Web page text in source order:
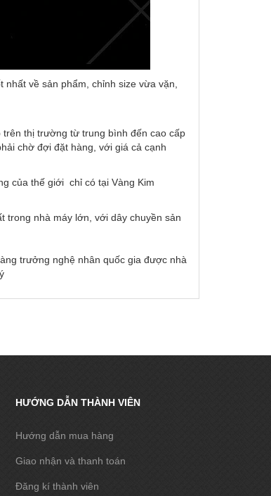
về sản phẩm, chỉnh size vừa vặn,
thị trường từ trung bình đến cao cấp
chờ đợi đặt hàng, với giá cả cạnh
của thế giới chỉ có tại Vàng Kim
trong nhà máy lớn, với dây chuyền sản
trưởng nghệ nhân quốc gia được nhà
HƯỚNG DẪN THÀNH VIÊN
Hướng dẫn mua hàng
Giao nhận và thanh toán
Đăng kí thành viên